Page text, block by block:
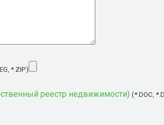
*.ZIP)
реестр недвижимости) (*.DOC,